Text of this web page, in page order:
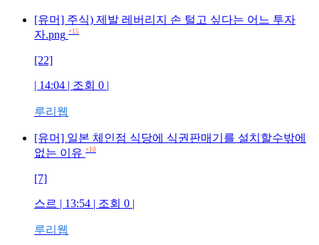
[유머] 주식) 제발 레버리지 손 털고 싶다는 어느 투자
자.png +15
[22]
| 14:04 | 조회 0 |
루리웹
[유머] 일본 체인점 식당에 식권판매기를 설치할수밖에
없는 이유 +10
[7]
스르 | 13:54 | 조회 0 |
루리웹